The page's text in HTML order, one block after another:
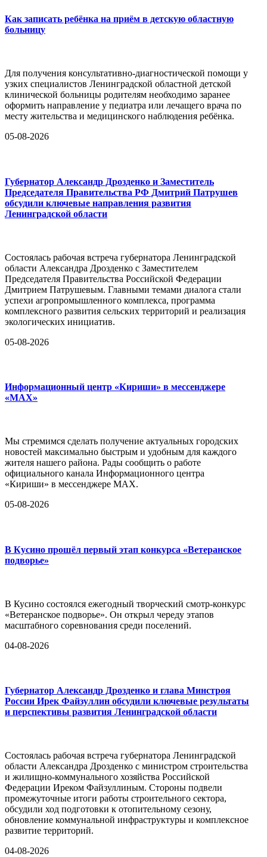
Как записать ребёнка на приём в детскую областную
больницу
Для получения консультативно-диагностической помощи у
узких специалистов Ленинградской областной детской
клинической больницы родителям необходимо заранее
оформить направление у педиатра или лечащего врача по
месту жительства и медицинского наблюдения ребёнка.
05-08-2026
Губернатор Александр Дрозденко и Заместитель
Председателя Правительства РФ Дмитрий Патрушев
обсудили ключевые направления развития
Ленинградской области
Состоялась рабочая встреча губернатора Ленинградской
области Александра Дрозденко с Заместителем
Председателя Правительства Российской Федерации
Дмитрием Патрушевым. Главными темами диалога стали
успехи агропромышленного комплекса, программа
комплексного развития сельских территорий и реализация
экологических инициатив.
05-08-2026
Информационный центр «Кириши» в мессенджере
«MAX»
Мы стремимся сделать получение актуальных городских
новостей максимально быстрым и удобным для каждого
жителя нашего района. Рады сообщить о работе
официального канала Информационного центра
«Кириши» в мессенджере MAX.
05-08-2026
В Кусино прошёл первый этап конкурса «Ветеранское
подворье»
В Кусино состоялся ежегодный творческий смотр-конкурс
«Ветеранское подворье». Он открыл череду этапов
масштабного соревнования среди поселений.
04-08-2026
Губернатор Александр Дрозденко и глава Минстроя
России Ирек Файзуллин обсудили ключевые результаты
и перспективы развития Ленинградской области
Состоялась рабочая встреча губернатора Ленинградской
области Александра Дрозденко с министром строительства
и жилищно-коммунального хозяйства Российской
Федерации Иреком Файзуллиным. Стороны подвели
промежуточные итоги работы строительного сектора,
обсудили ход подготовки к отопительному сезону,
обновление коммунальной инфраструктуры и комплексное
развитие территорий.
04-08-2026